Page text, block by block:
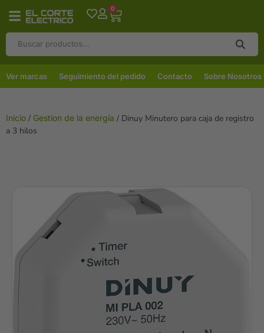
0
Ver marcas Seguimiento del pedido Contacto Sobre Nosotros
Inicio / Gestion de la energía / Dinuy Minutero para caja de registro
a 3 hilos